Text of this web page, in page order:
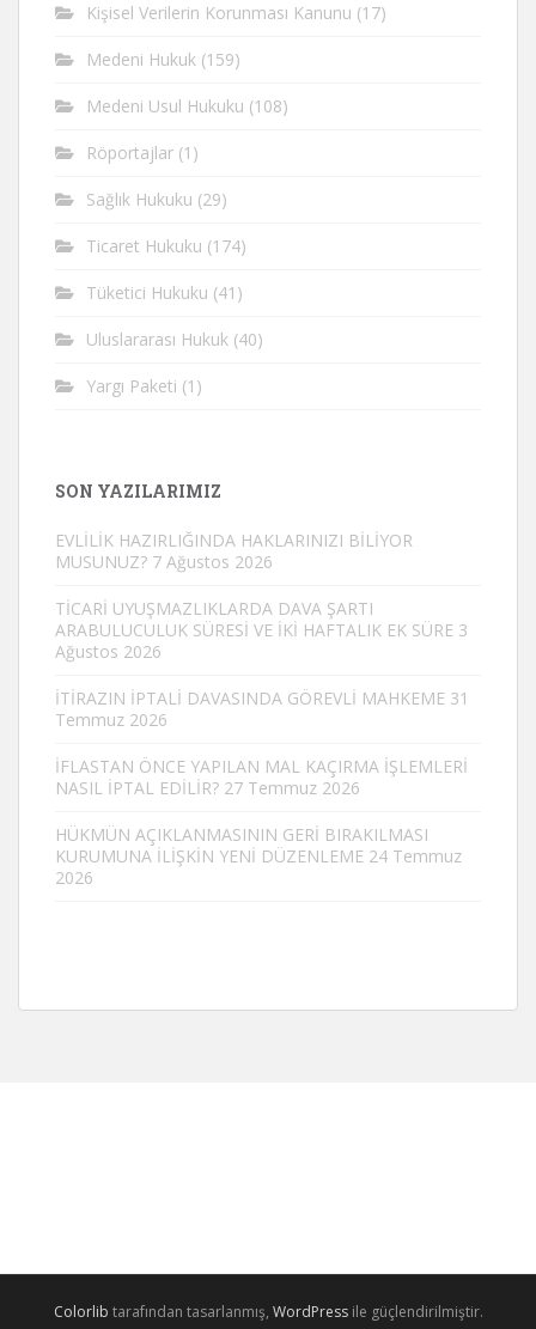
Kişisel Verilerin Korunması Kanunu (17)
Medeni Hukuk (159)
Medeni Usul Hukuku (108)
Röportajlar (1)
Sağlık Hukuku (29)
Ticaret Hukuku (174)
Tüketici Hukuku (41)
Uluslararası Hukuk (40)
Yargı Paketi (1)
SON YAZILARIMIZ
EVLİLİK HAZIRLIĞINDA HAKLARINIZI BİLİYOR
MUSUNUZ? 7 Ağustos 2026
TİCARİ UYUŞMAZLIKLARDA DAVA ŞARTI
ARABULUCULUK SÜRESİ VE İKİ HAFTALIK EK SÜRE 3
Ağustos 2026
İTİRAZIN İPTALİ DAVASINDA GÖREVLİ MAHKEME 31
Temmuz 2026
İFLASTAN ÖNCE YAPILAN MAL KAÇIRMA İŞLEMLERİ
NASIL İPTAL EDİLİR? 27 Temmuz 2026
HÜKMÜN AÇIKLANMASININ GERİ BIRAKILMASI
KURUMUNA İLİŞKİN YENİ DÜZENLEME 24 Temmuz
2026
Colorlib tarafından tasarlanmış, WordPressile güçlendirilmiştir.